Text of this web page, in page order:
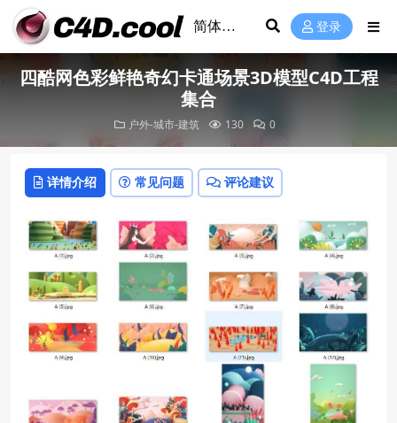
登录
四酷网色彩鲜艳奇幻卡通场景3D模型C4D工程
集合
户外-城市-建筑 130 0
详情介绍 常见问题 评论建议